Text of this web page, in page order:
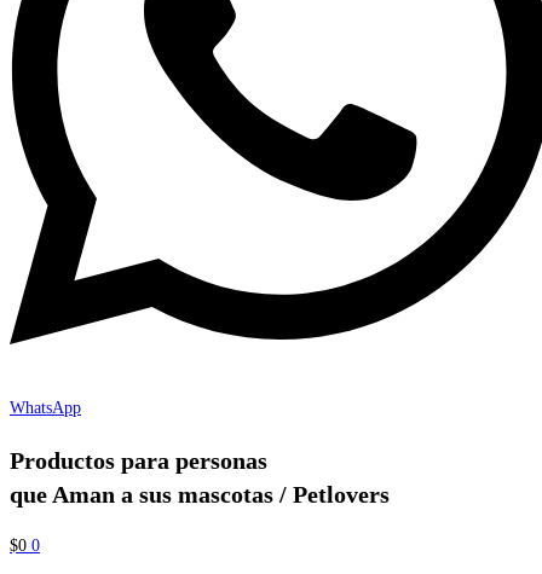
WhatsApp
Productos para personas
que Aman a sus mascotas / Petlovers
$0 0